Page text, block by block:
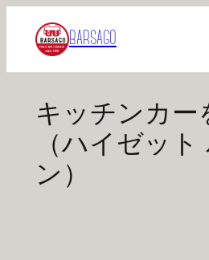
BARSAGO
キッチンカー
（ハイゼッ
ン）